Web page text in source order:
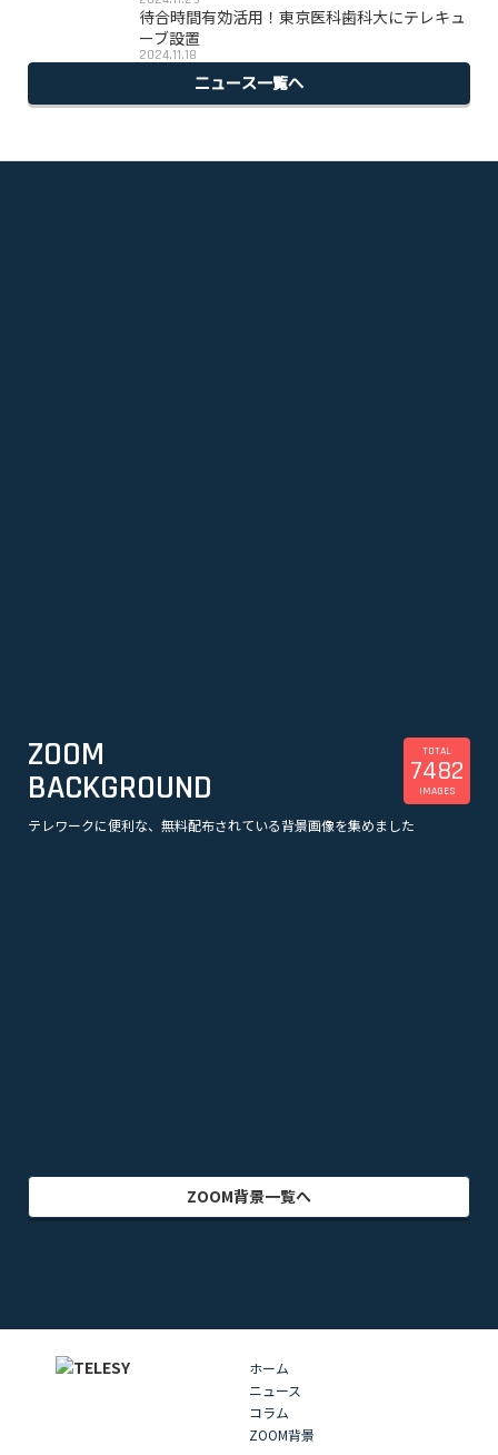
待合時間有効活用！東京医科歯科大にテレキュ
ーブ設置
2024.11.18
ニュース一覧へ
ZOOM
BACKGROUND
テレワークに便利な、無料配布されている背景画像を集めました
TOTAL
7482
IMAGES
美容
ZOOM背景一覧へ
ホーム
ニュース
コラム
ZOOM背景